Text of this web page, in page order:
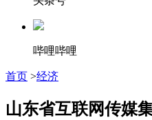
哔哩哔哩
首页 >经济
山东省互联网传媒